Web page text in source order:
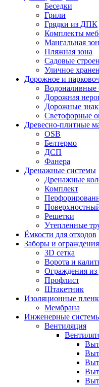
Беседки
Грили
Грядки из ДПК
Комплекты
Мангальная
Пляжная зона
Садовые
Уличное
Дорожное и
Дорожная
Дорожные
Светофорные
Древесно-плитные
OSB
Белтермо
ДСП
Фанера
Дренажные системы
Дренажные
Комплект
Решетки
Утепленные
Ёмкости для отходов
Заборы и ограждения
3D сетка
Ворота и
Ограждения
Профлист
Штакетник
Изоляционные
Мембрана
Инженерные
Вентиляция